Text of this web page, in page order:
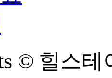
© 힐스테